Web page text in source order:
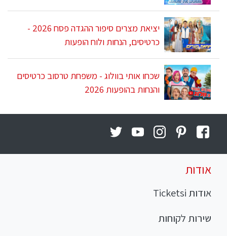
יציאת מצרים סיפור ההגדה פסח 2026 -
כרטיסים, הנחות ולוח הופעות
שכחו אותי בוולוג - משפחת טרסוב כרטיסים
והנחות בהופעות 2026
אודות
אודות Ticketsi
שירות לקוחות